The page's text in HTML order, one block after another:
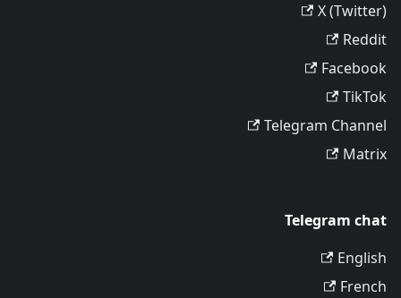
X (Twitter)
Reddit
Facebook
TikTok
Telegram Channel
Matrix
Telegram chat
English
French